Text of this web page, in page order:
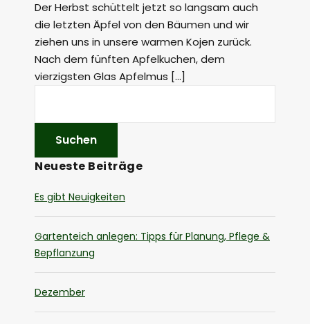
Der Herbst schüttelt jetzt so langsam auch
die letzten Äpfel von den Bäumen und wir
ziehen uns in unsere warmen Kojen zurück.
Nach dem fünften Apfelkuchen, dem
vierzigsten Glas Apfelmus […]
Neueste Beiträge
Es gibt Neuigkeiten
Gartenteich anlegen: Tipps für Planung, Pflege &
Bepflanzung
Dezember